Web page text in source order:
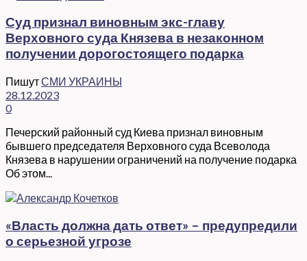
Суд признал виновным экс-главу
Верховного суда Князева в незаконном
получении дорогостоящего подарка
ПишутСМИ УКРАИНЫ
28.12.2023
0
Печерский районный суд Киева признал виновным
бывшего председателя Верховного суда Всеволода
Князева в нарушении ограничений на получение подарка
Об этом...
«Власть должна дать ответ» – предупредили
о серьезной угрозе